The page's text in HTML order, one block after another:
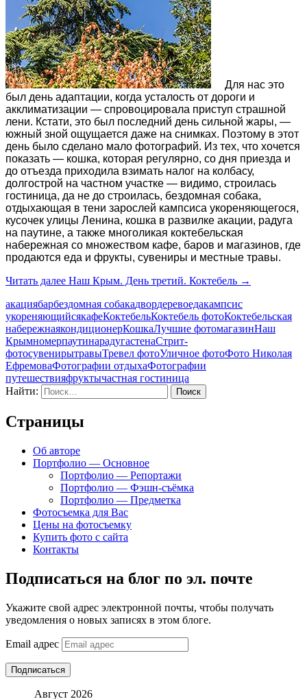
Для нас это
был день адаптации, когда усталость от дороги и
акклиматизации — спровоцировала приступ страшной
лени. Кстати, это был последний день сильной жары, —
южный зной ощущается даже на снимках. Поэтому в этот
день было сделано мало фотографий. Из тех, что хочется
показать — кошка, которая регулярно, со дня приезда и
до отъезда приходила взимать налог на колбасу,
долгострой на частном участке — видимо, строилась
гостиница, да не до строилась, бездомная собака,
отдыхающая в тени зарослей кампсиса укореняющегося,
кусочек улицы Ленина, кошка в развилке акации, радуга
на паутине, а также многоликая коктебельская
набережная со множеством кафе, баров и магазинов, где
продаются еда и фрукты, сувениры и местные травы.
Читать далее Наш Крым. День третий. Коктебель →
акациябарбездомная собакадвордеревоедакампсис
укореняющийсякафеКоктебельКоктебель фотоКоктебельская
набережнаякондиционерКошкаЛучшие фотомагазинНаш
КрымномерпаутинарадугастенаСтрит-
фотосувенирытравыТревел фотоУличное фотоФото Николая
ЕфремоваФотографии отдыхаФотографии
путешествияфруктычастная гостиница
Найти:
Страницы
Об авторе
Портфолио — Основное
Портфолио — Репортажи
Портфолио — Фэшн-съёмка
Портфолио — Предметка
Фотосъемка для Вас
Цены на фотосъемку
Купить фото с сайта
Контакты
Подписаться на блог по эл. почте
Укажите свой адрес электронной почты, чтобы получать
уведомления о новых записях в этом блоге.
Email адрес
Подписаться
Август 2026